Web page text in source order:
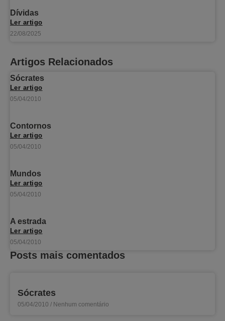
Dívidas
Ler artigo
22/08/2025
Artigos Relacionados
Sócrates
Ler artigo
05/04/2010
Contornos
Ler artigo
05/04/2010
Mundos
Ler artigo
05/04/2010
A estrada
Ler artigo
05/04/2010
Posts mais comentados
Sócrates
05/04/2010 Nenhum comentário